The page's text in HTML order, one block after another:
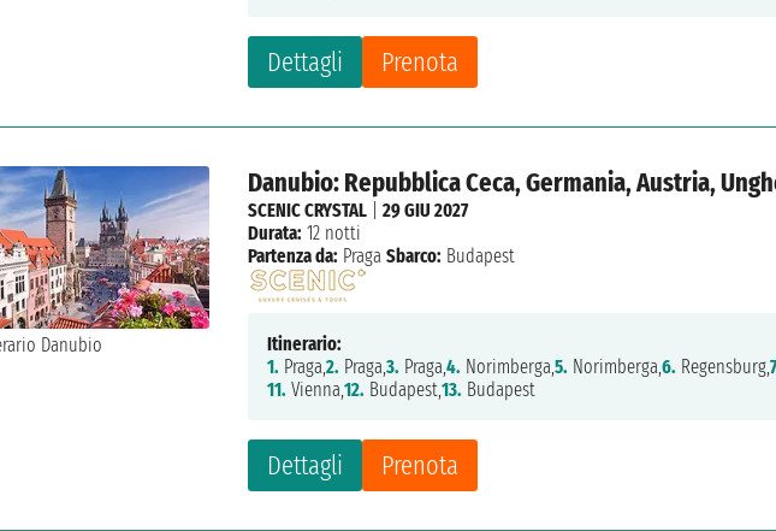
Dettagli Prenota
Danubio: Repubblica Ceca, Germania, Austria,
Dettagli Prenota
SCENIC CRYSTAL |29 GIU 2027
Durata: 12 notti
Partenza da: Praga Sbarco: Budapest
Itinerario:
1. Praga,2. Praga,3. Praga,4. Norimberga,5. Norimberga,6. Regensburg,
11. Vienna,12. Budapest,13. Budapest